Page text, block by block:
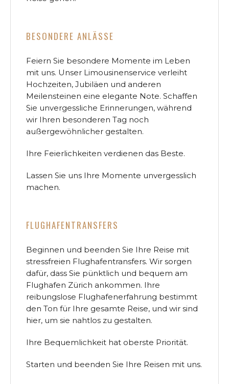
BESONDERE ANLÄSSE
Feiern Sie besondere Momente im Leben
mit uns. Unser Limousinenservice verleiht
Hochzeiten, Jubiläen und anderen
Meilensteinen eine elegante Note. Schaffen
Sie unvergessliche Erinnerungen, während
wir Ihren besonderen Tag noch
außergewöhnlicher gestalten.
Ihre Feierlichkeiten verdienen das Beste.
Lassen Sie uns Ihre Momente unvergesslich
machen.
FLUGHAFENTRANSFERS
Beginnen und beenden Sie Ihre Reise mit
stressfreien Flughafentransfers. Wir sorgen
dafür, dass Sie pünktlich und bequem am
Flughafen Zürich ankommen. Ihre
reibungslose Flughafenerfahrung bestimmt
den Ton für Ihre gesamte Reise, und wir sind
hier, um sie nahtlos zu gestalten.
Ihre Bequemlichkeit hat oberste Priorität.
Starten und beenden Sie Ihre Reisen mit uns.